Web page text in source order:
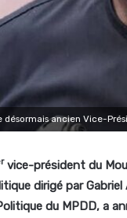
désormais ancien Vice-
vice-président du
dirigé par
du MPDD, a